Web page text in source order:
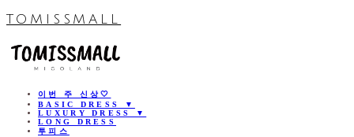
TOMISSMALL
이번 주 신상🤍
BASIC DRESS ▼
LUXURY DRESS ▼
LONG DRESS
투피스